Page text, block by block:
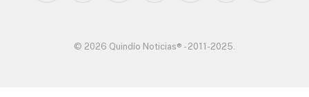
© 2026 Quindío Noticias® - 2011-2025.